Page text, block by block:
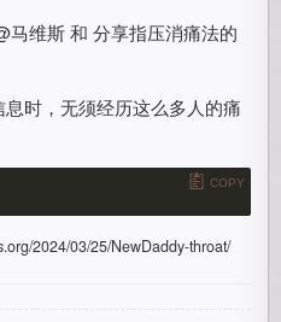
马维斯 和 分享指压消痛法的
时，无须经历这么多人的痛
COPY
2024/03/25/NewDaddy-throat/